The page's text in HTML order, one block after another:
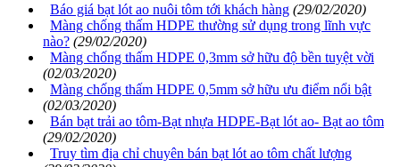
Báo giá bạt lót ao nuôi tôm tới khách hàng (29/02/2020)
Màng chống thấm HDPE thường sử dụng trong lĩnh vực
nào? (29/02/2020)
Màng chống thấm HDPE 0,3mm sở hữu độ bền tuyệt vời
(02/03/2020)
Màng chống thấm HDPE 0,5mm sở hữu ưu điểm nổi bật
(02/03/2020)
Bán bạt trải ao tôm-Bạt nhựa HDPE-Bạt lót ao- Bạt ao tôm
(29/02/2020)
Truy tìm địa chỉ chuyên bán bạt lót ao tôm chất lượng